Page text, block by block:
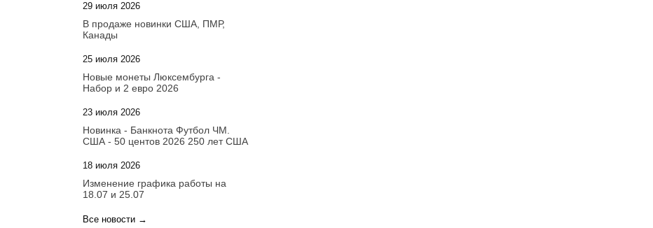
29 июля 2026
В продаже новинки США, ПМР,
Канады
25 июля 2026
Новые монеты Люксембурга -
Набор и 2 евро 2026
23 июля 2026
Новинка - Банкнота Футбол ЧМ.
США - 50 центов 2026 250 лет США
18 июля 2026
Изменение графика работы на
18.07 и 25.07
Все новости →